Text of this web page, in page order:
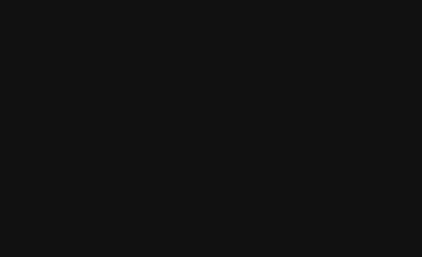
ZIL Coin free
Zksync Era